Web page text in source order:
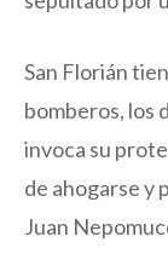
San Florián
bomberos, los
invoca su
de ahogarse y
Juan